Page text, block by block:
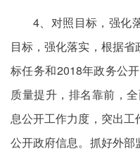
4、对照目标，强化
目标，强化落实，根据
标任务和2018年政务公
质量提升，排名靠前，
息公开工作力度，突出
公开政府信息。抓好外